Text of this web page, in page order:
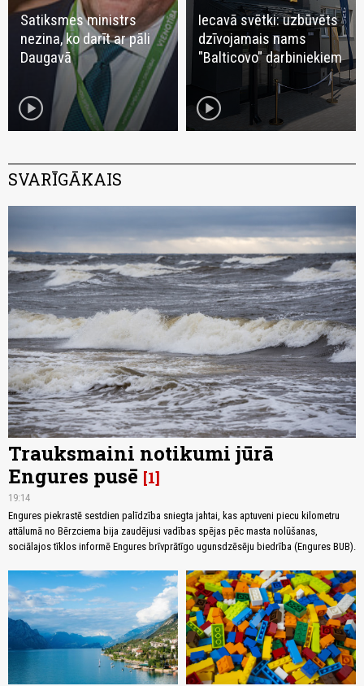
Satiksmes ministrs
nezina, ko darīt ar pāli
Daugavā
play_circle
Iecavā svētki: uzbūvēts
dzīvojamais nams
"Balticovo" darbiniekiem
play_circle
SVARĪGĀKAIS
Trauksmaini notikumi jūrā
Engures pusē 1
19:14
Engures piekrastē sestdien palīdzība sniegta jahtai, kas aptuveni piecu kilometru
attālumā no Bērzciema bija zaudējusi vadības spējas pēc masta nolūšanas,
sociālajos tīklos informē Engures brīvprātīgo ugunsdzēsēju biedrība (Engures BUB).